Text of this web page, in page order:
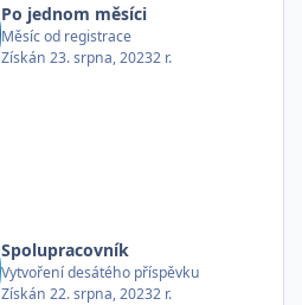
Po jednom měsíci
Měsíc od registrace
Získán 23. srpna, 20232 r.
Spolupracovník
Vytvoření desátého příspěvku
Získán 22. srpna, 20232 r.